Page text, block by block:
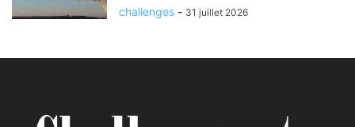
challenges - 31 juillet 2026